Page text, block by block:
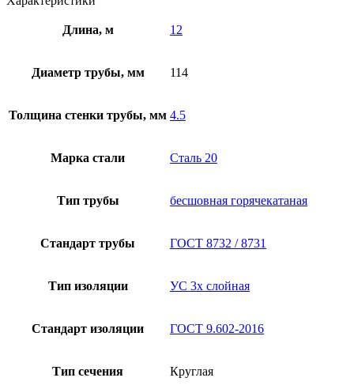
Длина, м 12
Диаметр трубы, мм 114
Толщина стенки трубы, мм 4.5
Марка стали Сталь 20
Тип трубы бесшовная горячекатаная
Стандарт трубы ГОСТ 8732 / 8731
Тип изоляции УС 3х слойная
Стандарт изоляции ГОСТ 9.602-2016
Тип сечения Круглая